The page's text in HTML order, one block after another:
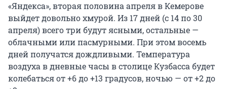
«Яндекса», вторая половина апреля в Кемерове
выйдет довольно хмурой. Из 17 дней (с 14 по 30
апреля) всего три будут ясными, остальные —
облачными или пасмурными. При этом восемь
дней получатся дождливыми. Температура
воздуха в дневные часы в столице Кузбасса будет
колебаться от +6 до +13 градусов, ночью — от +2 до